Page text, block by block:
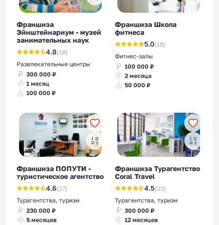
Франшиза
Эйнштейнариум - музей
занимательных наук
4.8(18)
Развлекательные центры
300 000 ₽
1 месяц
100 000 ₽
Франшиза Школа
фитнеса
5.0(18)
Фитнес-залы
100 000 ₽
2 месяца
50 000 ₽
Франшиза ПОПУТИ -
туристическое агентство
4.6(17)
Турагентства, туризм
230 000 ₽
5 месяцев
Франшиза Турагентство
Coral Travel
4.5(23)
Турагентства, туризм
300 000 ₽
12 месяцев